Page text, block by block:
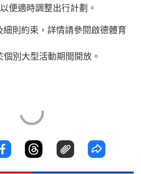
便適時調整出行計劃。
則約束，詳情請參閱啟德體育
別大型活動期間開放。